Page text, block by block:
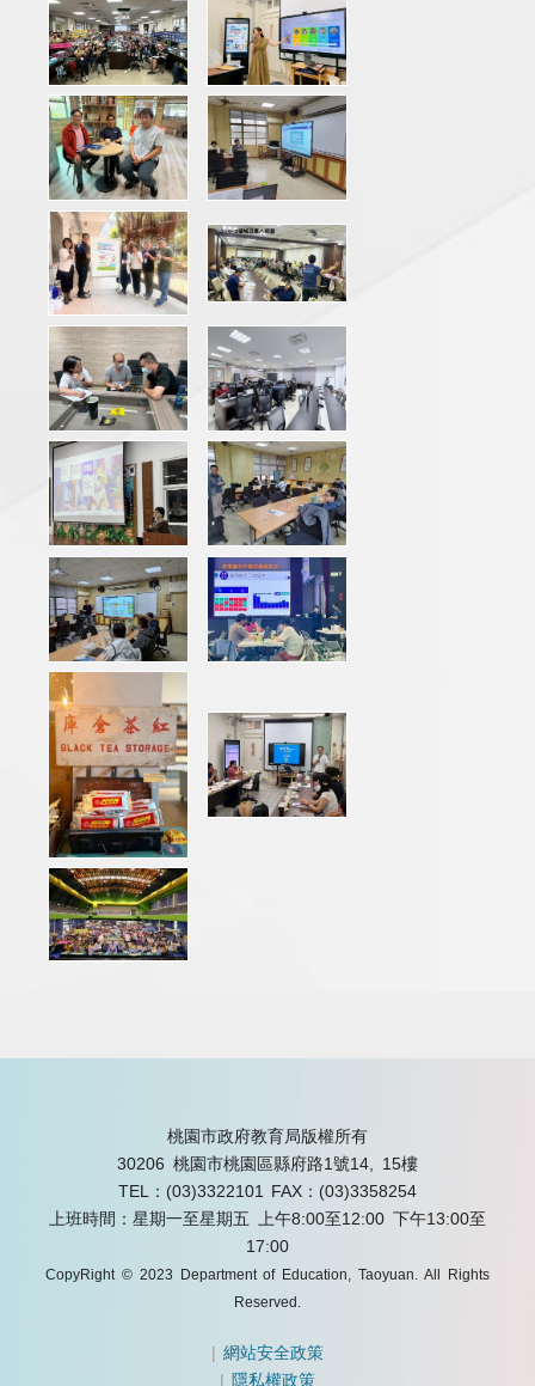
桃園市政府教育局版權所有
30206 桃園市桃園區縣府路1號14, 15樓
TEL：(03)3322101
FAX：(03)3358254
上班時間：星期一至星期五 上午8:00至12:00 下午13:00至
17:00
CopyRight © 2023 Department of Education, Taoyuan. All Rights
Reserved.
|網站安全政策
| 隱私權政策